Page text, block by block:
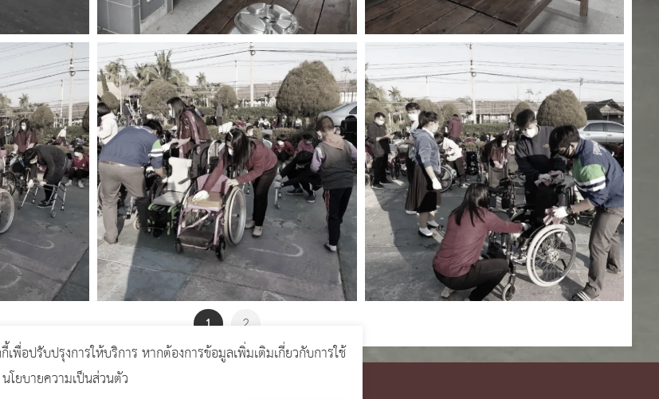
1
2
เพื่อปรับปรุงการให้บริการ หากต้องการข้อมูลเพิ่มเติมเกี่ยวกับการใช้
โยบายความเป็นส่วนตัว